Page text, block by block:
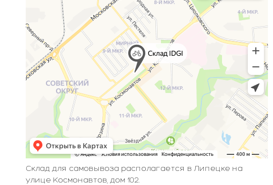
Склад для самовывоза располагается в Липецке на
улице Космонавтов, дом 102.